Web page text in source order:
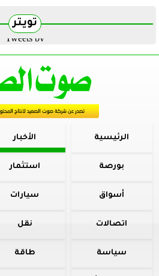
تويتر
Tweets by
الرئيسية الأخبار
بورصة استثمار
أسواق سيارات
اتصالات نقل
سياسة طاقة